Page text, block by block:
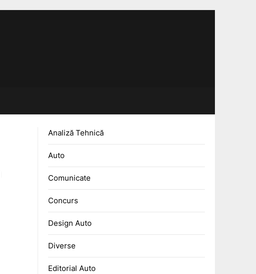
Analiză Tehnică
Auto
Comunicate
Concurs
Design Auto
Diverse
Editorial Auto